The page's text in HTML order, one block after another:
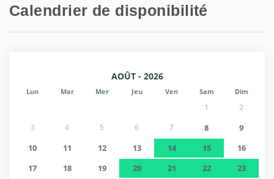
Calendrier de disponibilité
AOÛT - 2026
Lun Mar Mer Jeu Ven Sam Dim
1
2
3
4 5 6 7 8
9
10
11 12 13 14 15
16
17
18 19 20 21 22 23